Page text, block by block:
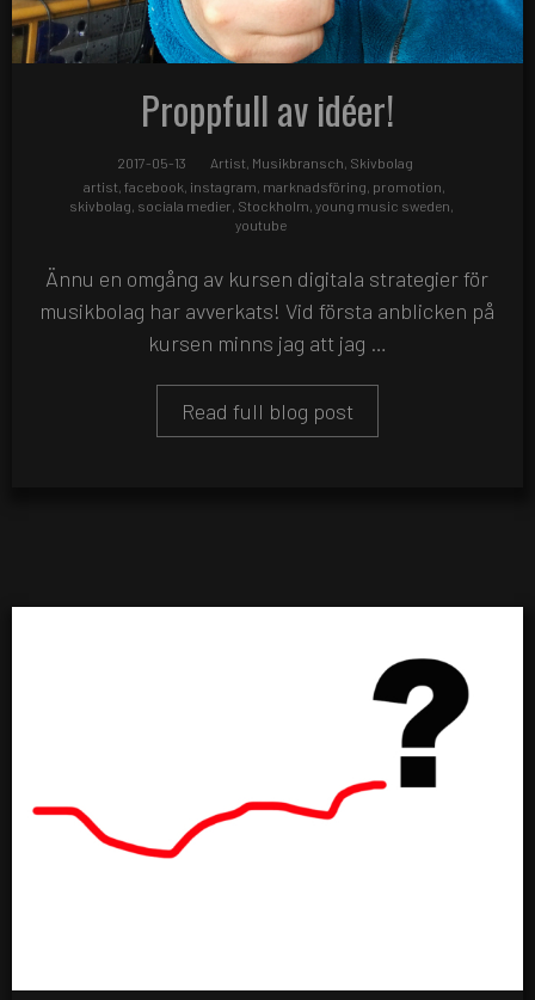
Proppfull av idéer!
2017-05-13 Artist Musikbransch Skivbolag
artist ,facebook instagram marknadsföring promotion
skivbolag sociala medier Stockholm young music sweden
youtube
Ännu en omgång av kursen digitala strategier för
musikbolag har avverkats! Vid första anblicken på
kursen minns jag att jag …
Read full blog post